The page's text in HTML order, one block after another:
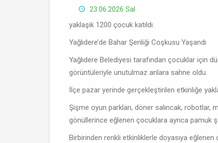
23.06.2026 Sal
yaklaşık 1200 çocuk katıldı.
Yağlıdere’de Bahar Şenliği Coşkusu Yaşandı
Yağlıdere Belediyesi tarafından çocuklar için
görüntüleriyle unutulmaz anlara sahne oldu.
İlçe pazar yerinde gerçekleştirilen etkinliğe
Şişme oyun parkları, döner salıncak,
gönüllerince eğlenen çocuklara ayrıca pamuk
Birbirinden renkli etkinliklerle doyasıya